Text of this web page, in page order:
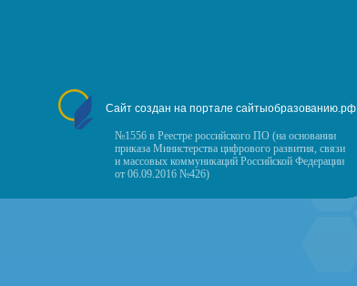
Сайт создан на портале сайтыобразованию.рф
№1556 в Реестре российского ПО (на основании
приказа Министерства цифрового развития, связи
и массовых коммуникаций Российской Федерации
от 06.09.2016 №426)